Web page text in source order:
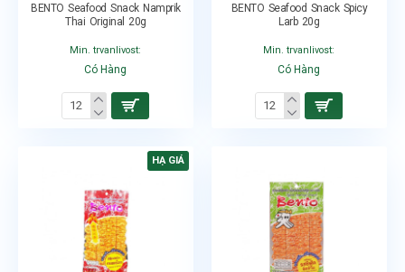
BENTO Seafood Snack Namprik
Thai Original 20g
Min. trvanlivost:
Có Hàng
BENTO Seafood Snack Spicy
Larb 20g
Min. trvanlivost:
Có Hàng
HẠ GIÁ